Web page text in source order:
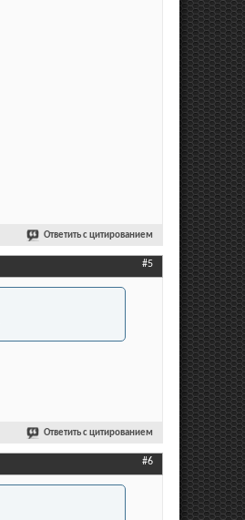
Ответить с цитированием
#5
Ответить с цитированием
#6